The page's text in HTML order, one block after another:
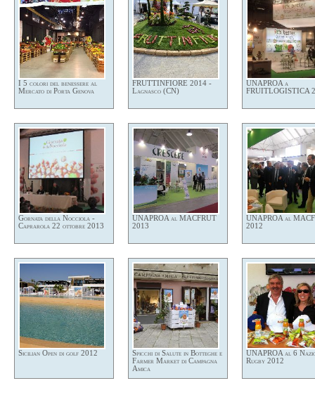
I 5 colori del benessere al
Mercato di Porta Genova
FRUTTINFIORE 2014 -
Lagnasco (CN)
UNAPROA a
FRUITLOGISTICA
Gornata della Nocciola -
Caprarola 22 ottobre 2013
UNAPROA al MACFRUT
2013
UNAPROA al
2012
Sicilian Open di golf 2012
Spicchi di Salute in Botteghe e
Farmer Market di Campagna
Amica
UNAPROA al 6
Rugby 2012